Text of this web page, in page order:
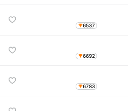
6537
6692
6783